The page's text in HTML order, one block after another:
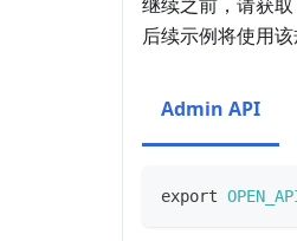
后续示例将使用
Admin API
export